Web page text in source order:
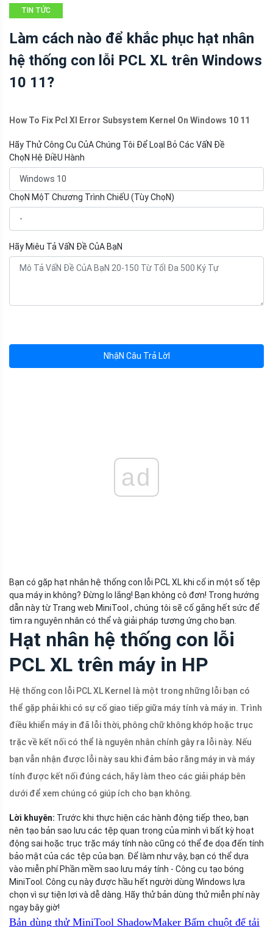
TIN TỨC
Làm cách nào để khắc phục hạt nhân
hệ thống con lỗi PCL XL trên Windows
10 11?
How To Fix Pcl Xl Error Subsystem Kernel On Windows 10 11
Hãy Thử Công Cụ CủA Chúng Tôi Để LoạI Bỏ Các VấN Đề
ChọN Hệ ĐiềU Hành
ChọN MộT Chương Trình ChiếU (Tùy ChọN)
Hãy Miêu Tả VấN Đề CủA BạN
NhậN Câu Trả LờI
ad
Bạn có gặp hạt nhân hệ thống con lỗi PCL XL khi cố in một số tệp
qua máy in không? Đừng lo lắng! Bạn không cô đơn! Trong hướng
dẫn này từ Trang web MiniTool , chúng tôi sẽ cố gắng hết sức để
tìm ra nguyên nhân có thể và giải pháp tương ứng cho bạn.
Hạt nhân hệ thống con lỗi
PCL XL trên máy in HP
Hệ thống con lỗi PCL XL Kernel là một trong những lỗi bạn có
thể gặp phải khi có sự cố giao tiếp giữa máy tính và máy in. Trình
điều khiển máy in đã lỗi thời, phông chữ không khớp hoặc trục
trặc về kết nối có thể là nguyên nhân chính gây ra lỗi này. Nếu
bạn vẫn nhận được lỗi này sau khi đảm bảo rằng máy in và máy
tính được kết nối đúng cách, hãy làm theo các giải pháp bên
dưới để xem chúng có giúp ích cho bạn không.
Lời khuyên: Trước khi thực hiện các hành động tiếp theo, bạn
nên tạo bản sao lưu các tệp quan trọng của mình vì bất kỳ hoạt
động sai hoặc trục trặc máy tính nào cũng có thể đe dọa đến tính
bảo mật của các tệp của bạn. Để làm như vậy, bạn có thể dựa
vào miễn phí Phần mềm sao lưu máy tính - Công cụ tạo bóng
MiniTool. Công cụ này được hầu hết người dùng Windows lựa
chọn vì sự tiện lợi và dễ dàng. Hãy thử bản dùng thử miễn phí này
ngay bây giờ!
Bản dùng thử MiniTool ShadowMaker Bấm chuột để tải